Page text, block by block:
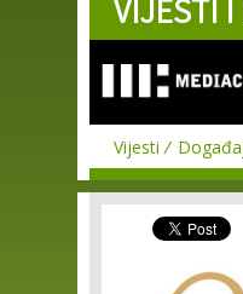
Skip to
main
VIJESTI
Vijesti